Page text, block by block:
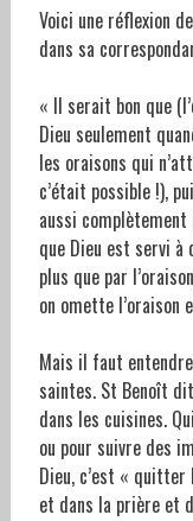
Voici une réflexion
dans sa
« Il serait bon que
Dieu seulement
les oraisons qui
c’était possible !),
aussi complètement
que Dieu est servi à
plus que par
on omette l’oraison
Mais il faut
saintes. St Benoît
dans les cuisines.
ou pour suivre des
Dieu, c’est « quitter
et dans la prière et